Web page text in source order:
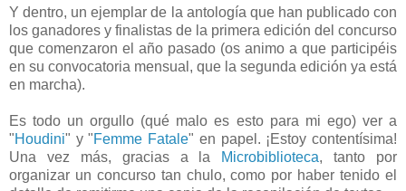
Y dentro, un ejemplar de la antología que han publicado con
los ganadores y finalistas de la primera edición del concurso
que comenzaron el año pasado (os animo a que participéis
en su convocatoria mensual, que la segunda edición ya está
en marcha).
Es todo un orgullo (qué malo es esto para mi ego) ver a
"Houdini" y "Femme Fatale" en papel. ¡Estoy contentísima!
Una vez más, gracias a la
Microbiblioteca, tanto por
organizar un concurso tan chulo, como por haber tenido el